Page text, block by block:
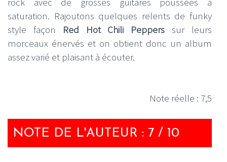
saturation. Rajoutons quelques relents de funky
style façon Red Hot Chili Peppers sur leurs
morceaux énervés et on obtient donc un album
assez varié et plaisant à écouter.
Note réelle : 7,5
NOTE DE L'AUTEUR : 7 / 10